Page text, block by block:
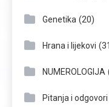
Genetika (20)
Hrana i lijekovi
NUMEROLOGIJA
Pitanja i odgovori